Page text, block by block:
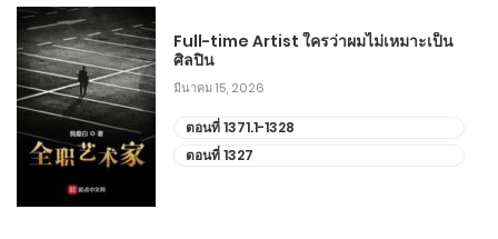
Full-time Artist ใครว่าผมไม่เหมาะเป็น
ศิลปิน
มีนาคม 15, 2026
ตอนที่ 1371.1-1328
ตอนที่ 1327